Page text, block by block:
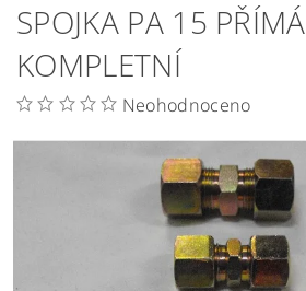
SPOJKA PA 15 PŘÍMÁ
KOMPLETNÍ
Neohodnoceno